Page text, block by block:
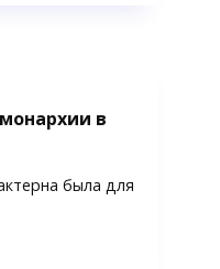
в
была для